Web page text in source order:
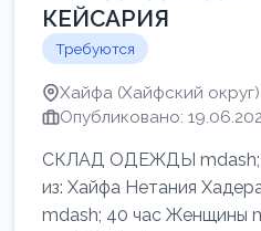
КЕЙСАРИЯ
Требуются
Хайфа (Хайфский округ)
Опубликовано:
СКЛАД ОДЕЖДЫ mdash;
из: Хайфа Нетания
mdash; 40 час Женщины